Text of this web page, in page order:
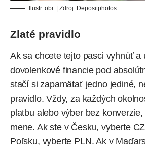
Ilustr. obr. | Zdroj: Depositphotos
Zlaté pravidlo
Ak sa chcete tejto pasci vyhnúť a
dovolenkové financie pod
stačí si zapamätať jedno jediné,
pravidlo. Vždy, za každých
platbu alebo výber bez
mene. Ak ste v Česku, vyberte
Poľsku, vyberte PLN. Ak v